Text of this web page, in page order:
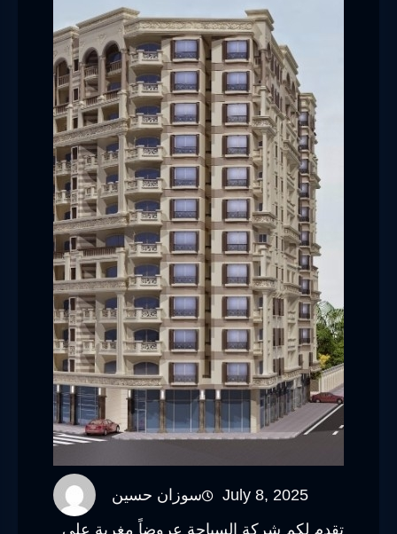
سوزان حسين
July 8, 2025
تقدم لكم شركة السياحة عروضاً مغرية على